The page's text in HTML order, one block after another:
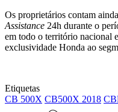
Os proprietários contam
Assistance 24h durante o
em todo o território nacional
exclusividade Honda ao
Etiquetas
CB 500X CB500X 2018